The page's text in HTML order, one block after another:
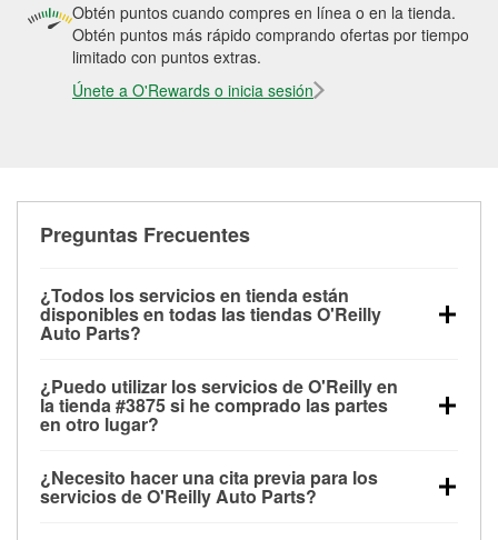
Obtén puntos cuando compres en línea o en la tienda.
Obtén puntos más rápido comprando ofertas por tiempo
limitado con puntos extras.
Únete a O'Rewards o inicia sesión
Preguntas Frecuentes
¿Todos los servicios en tienda están
disponibles en todas las tiendas O'Reilly
Auto Parts?
las pruebas de batería, pruebas de alternador y
motor de arranque, revisión de la luz “Check Engine”
con O'Reilly VeriScan® e instalación de
limpiaparabrisas o bombillas, están disponibles en
todas las tiendas O'Reilly Auto Parts. La tienda
¿Puedo utilizar los servicios de O'Reilly en
la tienda #3875 si he comprado las partes
en otro lugar?
de O'Reilly Auto Parts que estén disponibles en la
tienda #3875 de Dublin, VA aunque hayas comprado
¿Necesito hacer una cita previa para los
servicios de O'Reilly Auto Parts?